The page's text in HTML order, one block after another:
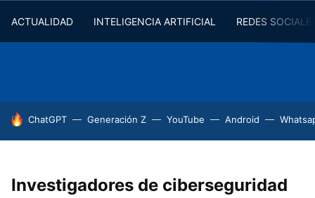
ACTUALIDAD INTELIGENCIA ARTIFICIAL REDES
HOY SE HABLA DE
ChatGPT Generación Z YouTube Android
Investigadores de ciberseguridad